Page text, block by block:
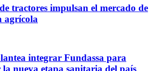
tractores impulsan el mercado de
agrícola
integrar Fundassa para